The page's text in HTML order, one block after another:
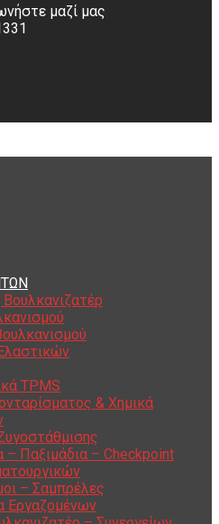
μαζί μας
TPMS
& Χημικά
– Παξιμάδια – Checkpoint
– Σαμπρέλες
Εργαζομένων